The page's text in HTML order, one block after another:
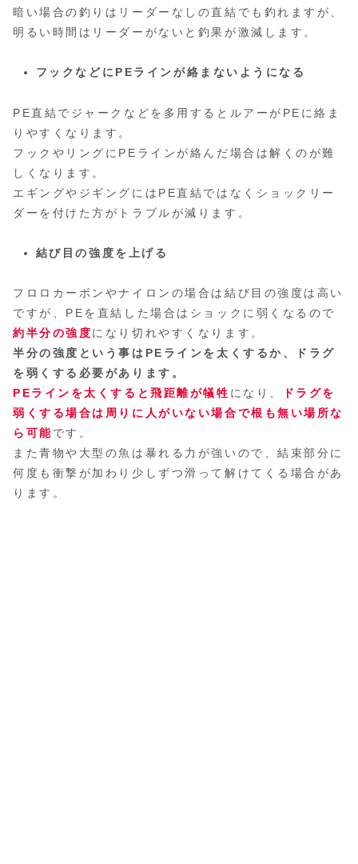
暗い場合の釣りはリーダーなしの直結でも釣れますが、
明るい時間はリーダーがないと釣果が激減します。
フックなどにPEラインが絡まないようになる
PE直結でジャークなどを多用するとルアーがPEに絡ま
りやすくなります。
フックやリングにPEラインが絡んだ場合は解くのが難
しくなります。
エギングやジギングにはPE直結ではなくショックリー
ダーを付けた方がトラブルが減ります。
結び目の強度を上げる
フロロカーボンやナイロンの場合は結び目の強度は高い
ですが、PEを直結した場合はショックに弱くなるので
約半分の強度になり切れやすくなります。
半分の強度という事はPEラインを太くするか、ドラグ
を弱くする必要があります。
PEラインを太くすると飛距離が犠牲 になり、
ドラグを
弱くする場合は周りに人がいない場合で根も無い場所な
ら可能です。
また青物や大型の魚は暴れる力が強いので、結束部分に
何度も衝撃が加わり少しずつ滑って解けてくる場合があ
ります。